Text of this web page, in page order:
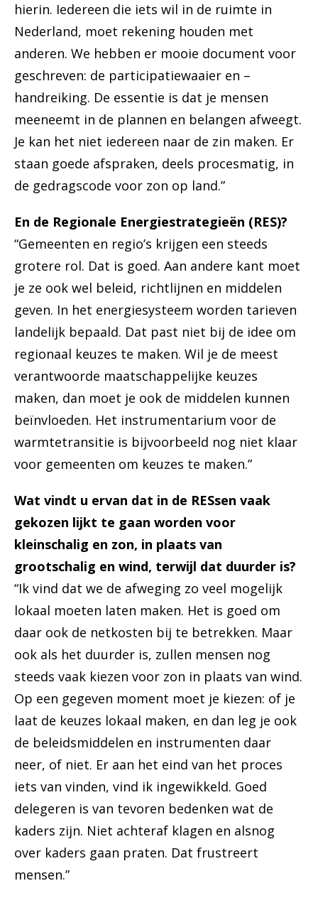
hierin. Iedereen die iets wil in de ruimte in
Nederland, moet rekening houden met
anderen. We hebben er mooie document voor
geschreven: de participatiewaaier en –
handreiking. De essentie is dat je mensen
meeneemt in de plannen en belangen afweegt.
Je kan het niet iedereen naar de zin maken. Er
staan goede afspraken, deels procesmatig, in
de gedragscode voor zon op land.”
En de Regionale Energiestrategieën (RES)?
“Gemeenten en regio’s krijgen een steeds
grotere rol. Dat is goed. Aan andere kant moet
je ze ook wel beleid, richtlijnen en middelen
geven. In het energiesysteem worden tarieven
landelijk bepaald. Dat past niet bij de idee om
regionaal keuzes te maken. Wil je de meest
verantwoorde maatschappelijke keuzes
maken, dan moet je ook de middelen kunnen
beïnvloeden. Het instrumentarium voor de
warmtetransitie is bijvoorbeeld nog niet klaar
voor gemeenten om keuzes te maken.”
Wat vindt u ervan dat in de RESsen vaak
gekozen lijkt te gaan worden voor
kleinschalig en zon, in plaats van
grootschalig en wind, terwijl dat duurder is?
“Ik vind dat we de afweging zo veel mogelijk
lokaal moeten laten maken. Het is goed om
daar ook de netkosten bij te betrekken. Maar
ook als het duurder is, zullen mensen nog
steeds vaak kiezen voor zon in plaats van wind.
Op een gegeven moment moet je kiezen: of je
laat de keuzes lokaal maken, en dan leg je ook
de beleidsmiddelen en instrumenten daar
neer, of niet. Er aan het eind van het proces
iets van vinden, vind ik ingewikkeld. Goed
delegeren is van tevoren bedenken wat de
kaders zijn. Niet achteraf klagen en alsnog
over kaders gaan praten. Dat frustreert
mensen.”